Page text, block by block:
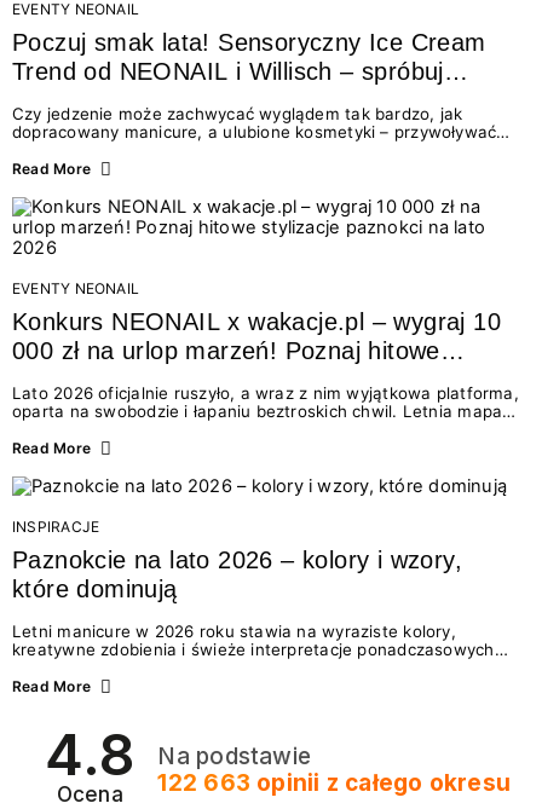
EVENTY NEONAIL
Poczuj smak lata! Sensoryczny Ice Cream
Trend od NEONAIL i Willisch – spróbuj
nowych lodów i odbierz prezent!
Czy jedzenie może zachwycać wyglądem tak bardzo, jak
dopracowany manicure, a ulubione kosmetyki – przywoływać
świata beauty i oszałamiających deserów to coś więcej niż
zmysłami: przez soczysty kolor, aksamitną teksturę,
orzeźwiający zapach i słodki akcent na podniebieniu. Tego lata
NEONAIL łączy siły z marką Willisch, tworząc unikalny projekt
na styku jedzenia i piękna....
Read More
EVENTY NEONAIL
Konkurs NEONAIL x wakacje.pl – wygraj 10
000 zł na urlop marzeń! Poznaj hitowe
Lato 2026 oficjalnie ruszyło, a wraz z nim wyjątkowa platforma,
oparta na swobodzie i łapaniu beztroskich chwil. Letnia mapa
doświadczenia wakacji – od spontanicznych wyjazdów, przez
Motywem przewodnim jest eksplorowanie i kolekcjonowanie
letnich momentów. Z tej okazji przygotowaliśmy coś absolutnie
wyjątkowego: wielki konkurs z wakacje.pl oraz dawkę
najgorętszych trendów w...
Read More
INSPIRACJE
Paznokcie na lato 2026 – kolory i wzory,
które dominują
Letni manicure w 2026 roku stawia na wyraziste kolory,
kreatywne zdobienia i świeże interpretacje ponadczasowych
zarówno energetycznych odcieni inspirowanych wakacjami, jak
2026? Znajdź inspirację dla swojego manicure!
Read More
4.8
Ocena
Na podstawie
122 663 opinii z całego okresu